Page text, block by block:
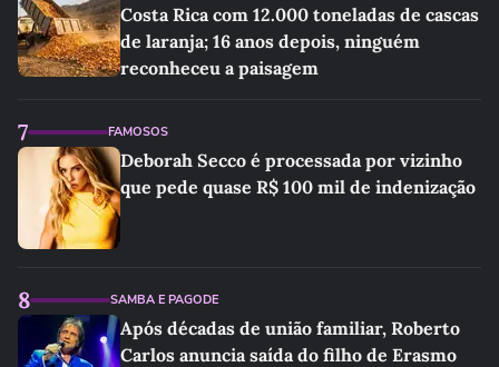
Costa Rica com 12.000 toneladas de cascas
de laranja; 16 anos depois, ninguém
reconheceu a paisagem
7 FAMOSOS
Deborah Secco é processada por vizinho
que pede quase R$ 100 mil de indenização
8 SAMBA E PAGODE
Após décadas de união familiar, Roberto
Carlos anuncia saída do filho de Erasmo